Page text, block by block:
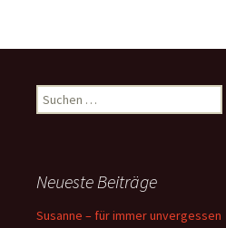
Suchen
nach:
Neueste Beiträge
Susanne – für immer unvergessen